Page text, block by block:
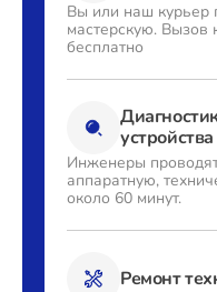
Вы или наш курьер
мастерскую. Вызов
бесплатно
устройства
Инженеры
аппаратную,
около 60 минут.
Ремонт